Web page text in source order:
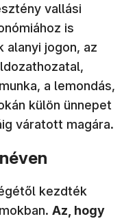
vallási
is
alanyi jogon, az
a lemondás,
külön ünnepet
váratott magára.
kezdték
Az, hogy